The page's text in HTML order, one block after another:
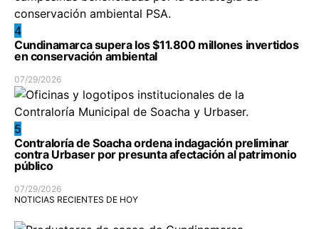
4
Cundinamarca supera los $11.800 millones invertidos
en conservación ambiental
07/29/2026
5
Contraloría de Soacha ordena indagación preliminar
contra Urbaser por presunta afectación al patrimonio
público
07/29/2026
NOTICIAS RECIENTES DE HOY